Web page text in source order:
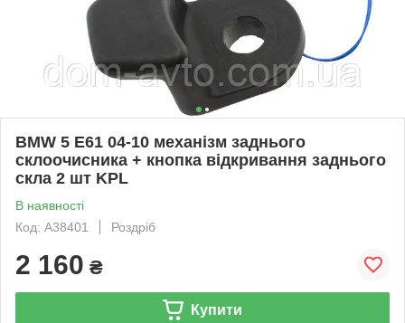
BMW 5 E61 04-10 механізм заднього
склоочисника + кнопка відкривання заднього
скла 2 шт KPL
В наявності
Код: A38401
Роздріб
2 160 ₴
Купити